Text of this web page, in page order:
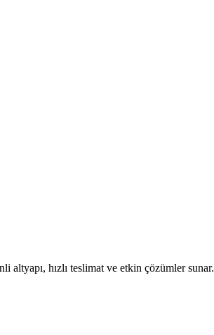
altyapı, hızlı teslimat ve etkin çözümler sunar.